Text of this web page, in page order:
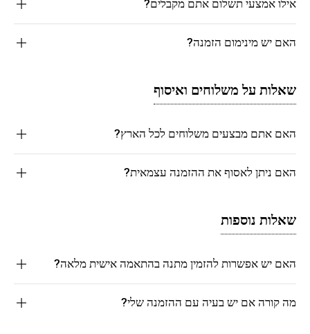
אילו אמצעי תשלום אתם מקבלים?
האם יש מינימום הזמנה?
שאלות על משלוחים ואיסוף
האם אתם מבצעים משלוחים לכל הארץ?
האם ניתן לאסוף את ההזמנה עצמאית?
שאלות נוספות
האם יש אפשרות להזמין מתנה בהתאמה אישית מלאה?
מה קורה אם יש בעיה עם ההזמנה שלי?